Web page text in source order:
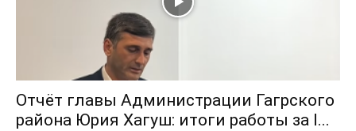
Отчёт главы Администрации Гагрского
района Юрия Хагуш: итоги работы за I...